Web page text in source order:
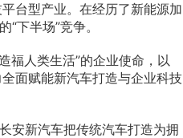
台型产业。在经历了新能源加
下半场”竞争。
福人类生活”的企业使命，以
面赋能新汽车打造与企业科技
安新汽车把传统汽车打造为拥